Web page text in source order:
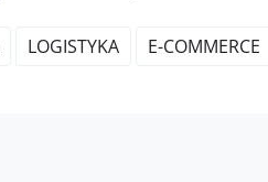
LOGISTYKA E-COMMERCE